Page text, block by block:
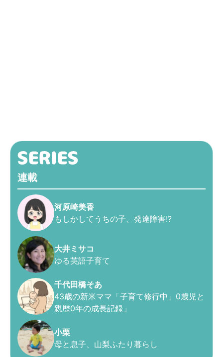
連載
河原崎美香
もしかしてうちの子、発達障害!?
大井ミサコ
ゆる英語子育て
千代田橋そあ
43歳の新米ママ「子育て修行中」0歳児と
親歴0年の成長記録」
小栗
母と息子、山梨ふたり暮らし